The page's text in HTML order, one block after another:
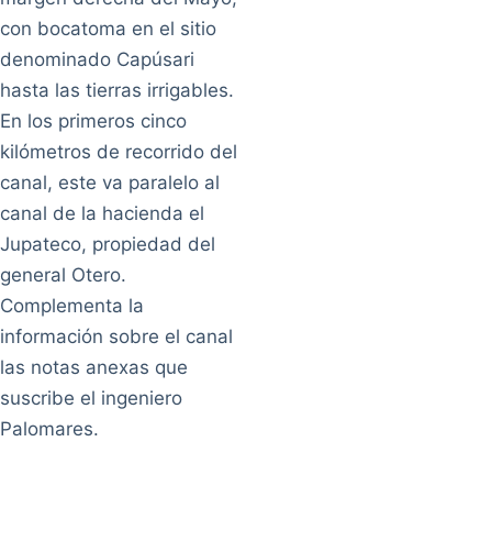
con bocatoma en el sitio
denominado Capúsari
hasta las tierras irrigables.
En los primeros cinco
kilómetros de recorrido del
canal, este va paralelo al
canal de la hacienda el
Jupateco, propiedad del
general Otero.
Complementa la
información sobre el canal
las notas anexas que
suscribe el ingeniero
Palomares.